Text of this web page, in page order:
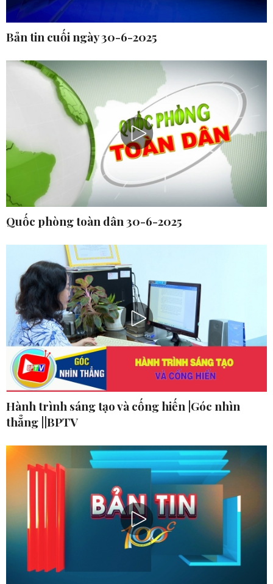
Bản tin cuối ngày 30-6-2025
Quốc phòng toàn dân 30-6-2025
Hành trình sáng tạo và cống hiến |Góc nhìn
thẳng ||BPTV